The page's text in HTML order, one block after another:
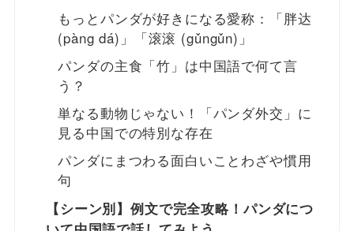
もっとパンダが好きになる愛称：「胖达
(pàng dá)」「滚滚 (gǔngǔn)」
パンダの主食「竹」は中国語で何て言
う？
単なる動物じゃない！「パンダ外交」に
見る中国での特別な存在
パンダにまつわる面白いことわざや慣用
句
【シーン別】例文で完全攻略！パンダにつ